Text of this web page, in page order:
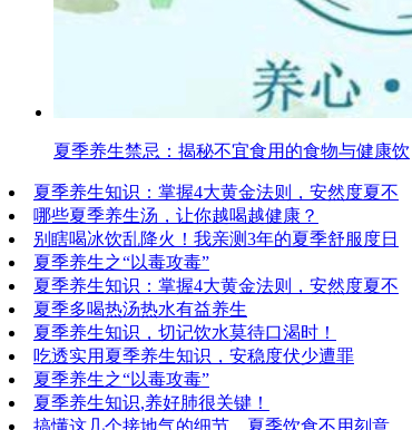
夏季养生禁忌：揭秘不宜食用的食物与健康饮
夏季养生知识：掌握4大黄金法则，安然度夏不
哪些夏季养生汤，让你越喝越健康？
别瞎喝冰饮乱降火！我亲测3年的夏季舒服度日
夏季养生之“以毒攻毒”
夏季养生知识：掌握4大黄金法则，安然度夏不
夏季多喝热汤热水有益养生
夏季养生知识，切记饮水莫待口渴时！
吃透实用夏季养生知识，安稳度伏少遭罪
夏季养生之“以毒攻毒”
夏季养生知识,养好肺很关键！
搞懂这几个接地气的细节，夏季饮食不用刻意